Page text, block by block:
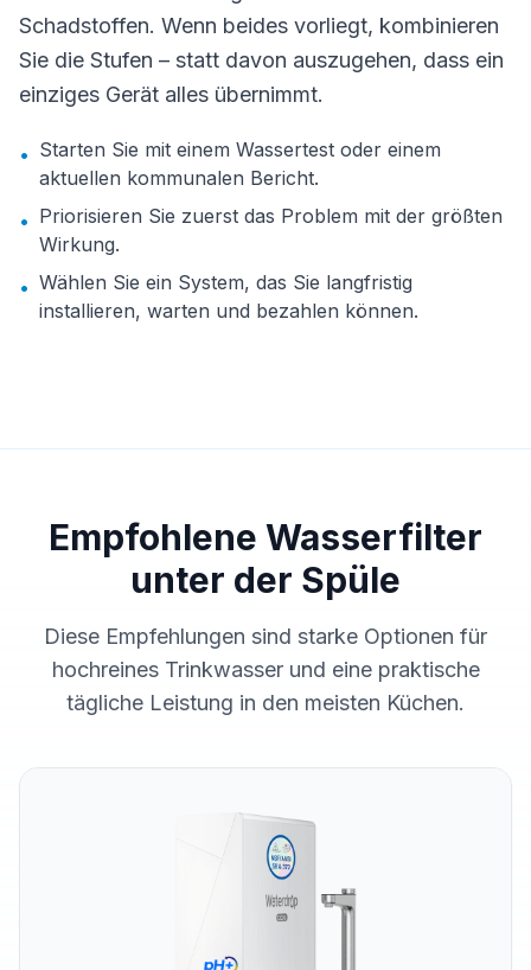
Schadstoffen. Wenn beides vorliegt, kombinieren
Sie die Stufen – statt davon auszugehen, dass ein
einziges Gerät alles übernimmt.
• Starten Sie mit einem Wassertest oder einem
aktuellen kommunalen Bericht.
• Priorisieren Sie zuerst das Problem mit der größten
Wirkung.
• Wählen Sie ein System, das Sie langfristig
installieren, warten und bezahlen können.
Empfohlene Wasserfilter
unter der Spüle
Diese Empfehlungen sind starke Optionen für
hochreines Trinkwasser und eine praktische
tägliche Leistung in den meisten Küchen.